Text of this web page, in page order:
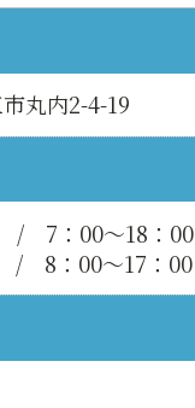
丸内2-4-19
/ 7：00～18：00
/ 8：00～17：00